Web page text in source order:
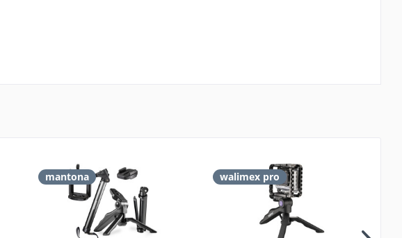
mantona walimex pro